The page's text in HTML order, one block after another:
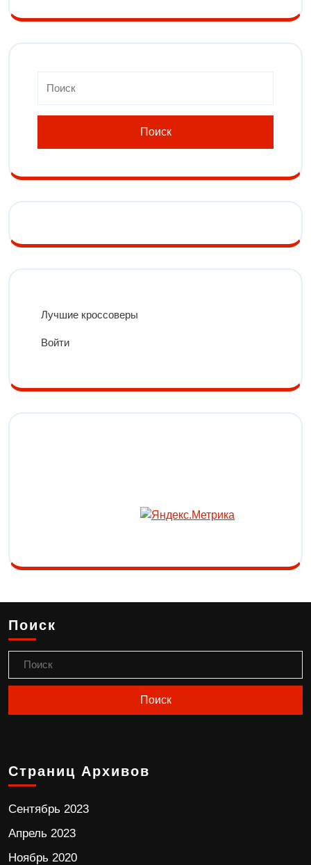
Лучшие кроссоверы
Войти
Поиск
Страниц Архивов
Сентябрь 2023
Апрель 2023
Ноябрь 2020